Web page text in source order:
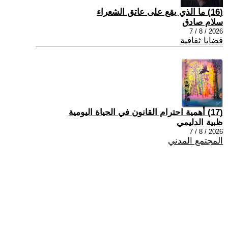
(16) ما الذي يقع على عاتق الشعراء
سلام صادق
2026 / 8 / 7
قضايا ثقافية
(17) أهمية احترام القانون في الحياة اليومية
ظبية الدليمي
2026 / 8 / 7
المجتمع المدني